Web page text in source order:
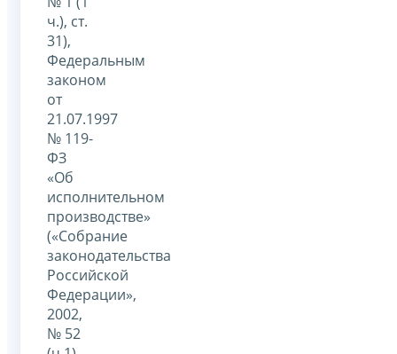
ч.), ст.
31),
Федеральным
законом
от
21.07.1997
№ 119-
ФЗ
«Об
исполнительном
производстве»
(«Собрание
законодательства
Российской
Федерации»,
2002,
№ 52